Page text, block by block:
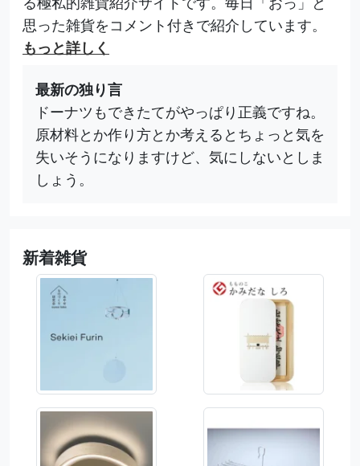
思った雑貨をコメント付きで紹介しています。
もっと詳しく
最新の独り言
ドーナツもできたてがやっぱり正義ですね。
原材料とか作り方とか考えるとちょっと気を
失いそうになりますけど、気にしないとしま
しょう。
新着雑貨